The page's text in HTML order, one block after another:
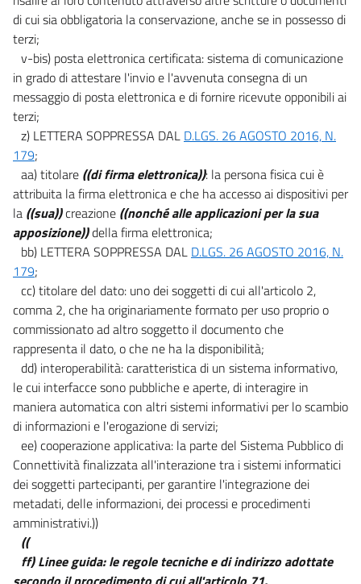
di cui sia obbligatoria la conservazione, anche se in possesso di
terzi;
v-bis) posta elettronica certificata: sistema di comunicazione
in grado di attestare l'invio e l'avvenuta consegna di un
messaggio di posta elettronica e di fornire ricevute opponibili ai
terzi;
z) LETTERA SOPPRESSA DAL D.LGS. 26 AGOSTO 2016, N.
179;
aa) titolare ((di firma elettronica)): la persona fisica cui è
attribuita la firma elettronica e che ha accesso ai dispositivi per
la ((sua))creazione ((nonché alle applicazioni per la sua
apposizione))della firma elettronica;
bb) LETTERA SOPPRESSA DAL D.LGS. 26 AGOSTO 2016, N.
179;
cc) titolare del dato: uno dei soggetti di cui all'articolo 2,
comma 2, che ha originariamente formato per uso proprio o
commissionato ad altro soggetto il documento che
rappresenta il dato, o che ne ha la disponibilità;
dd) interoperabilità: caratteristica di un sistema informativo,
le cui interfacce sono pubbliche e aperte, di interagire in
maniera automatica con altri sistemi informativi per lo scambio
di informazioni e l'erogazione di servizi;
ee) cooperazione applicativa: la parte del Sistema Pubblico di
Connettività finalizzata all'interazione tra i sistemi informatici
dei soggetti partecipanti, per garantire l'integrazione dei
metadati, delle informazioni, dei processi e procedimenti
amministrativi.))
((
ff) Linee guida: le regole tecniche e di indirizzo adottate